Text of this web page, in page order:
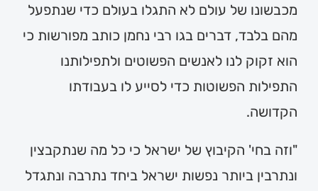
מכבשונו של עולם לא התגלו בעולם כדי שנתפעל
מהם בלבד, דברים בגו רבי נחמן כותב מפורשות כי
הוא זקוק לנו לאנשים הפשוטים ולתפילותנו
התפילות הפשוטות כדי לסייע לו בעבודתו
הקדושה.
"וזה בחי' הקיבוץ של ישראל כי כל מה שנתקבצין
ונתרבין ביותר נפשות ישראל ביחד נתרבה ונתגדל